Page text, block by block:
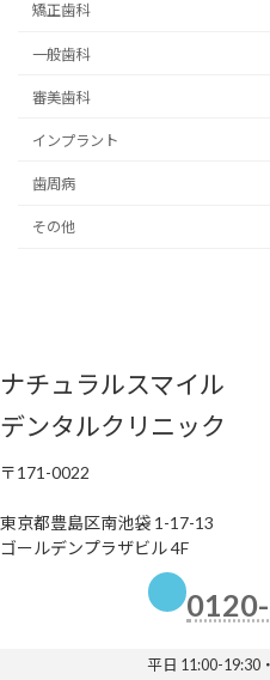
矯正歯科
一般歯科
審美歯科
インプラント
歯周病
その他
ナチュラルスマイル
デンタルクリニック
〒171-0022
東京都豊島区南池袋 1-17-13
ゴールデンプラザビル 4F
平日 11:00-19:30